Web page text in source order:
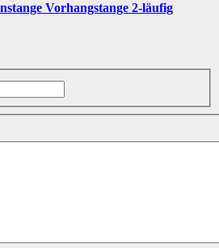
Vorhangstange 2-läufig